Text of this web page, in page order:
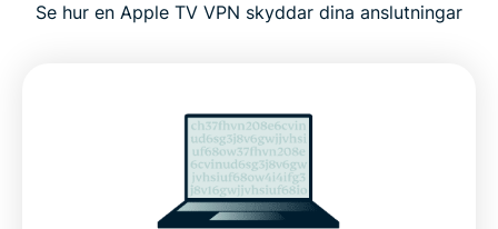
Hur du installerar ExpressVPN på Apple TV
Se hur en Apple TV VPN skyddar dina anslutningar